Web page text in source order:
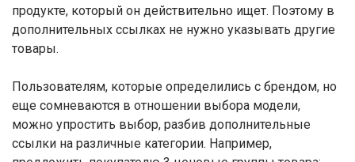
продукте, который он действительно ищет. Поэтому в
дополнительных ссылках не нужно указывать другие
товары.
Пользователям, которые определились с брендом, но
еще сомневаются в отношении выбора модели,
можно упростить выбор, разбив дополнительные
ссылки на различные категории. Например,